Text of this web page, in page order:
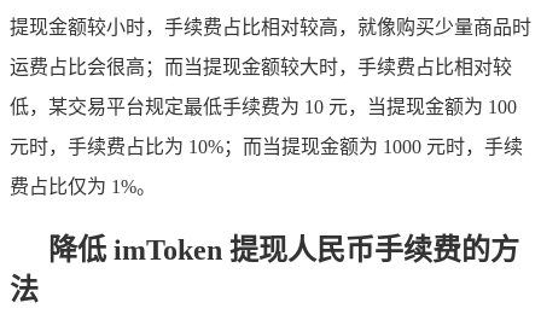
提现金额较小时，手续费占比相对较高，就像购买少量商品时
运费占比会很高；而当提现金额较大时，手续费占比相对较
低，某交易平台规定最低手续费为 10 元，当提现金额为 100
元时，手续费占比为 10%；而当提现金额为 1000 元时，手续
费占比仅为 1%。
降低 imToken 提现人民币手续费的方
法